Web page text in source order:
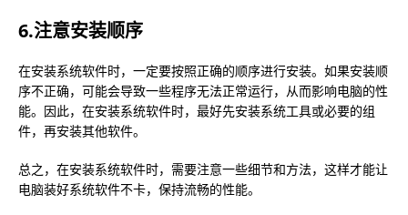
6.注意安装顺序
在安装系统软件时，一定要按照正确的顺序进行安装。如果安装顺
序不正确，可能会导致一些程序无法正常运行，从而影响电脑的性
能。因此，在安装系统软件时，最好先安装系统工具或必要的组
件，再安装其他软件。
总之，在安装系统软件时，需要注意一些细节和方法，这样才能让
电脑装好系统软件不卡，保持流畅的性能。